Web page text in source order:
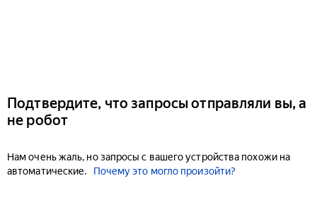
Подтвердите, что запросы отправляли вы, а
не робот
Нам очень жаль, но запросы с вашего устройства похожи на
автоматические.
Почему это могло произойти?